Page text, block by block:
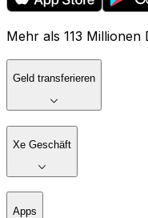
Mehr als 113
Geld transferieren
Xe Geschäft
Apps